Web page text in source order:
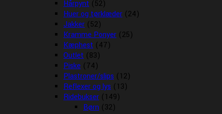
Hårpynt (52)
Huer og tørklæder (24)
Jakker (52)
Kramme Ponyer (25)
Kæphest (47)
Outlet (83)
Piske (74)
Plastroner/slips (12)
Reflexer og lys (13)
Ridebukser (149)
Børn (32)